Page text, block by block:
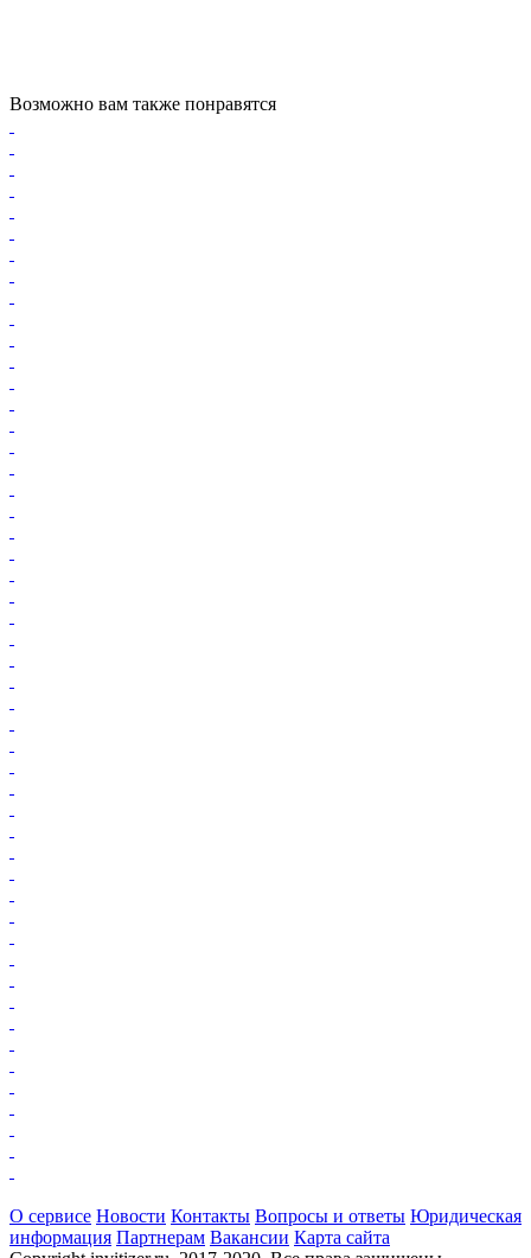
Возможно вам также понравятся
О сервисе Новости Контакты Вопросы и ответы Юридическая
информация Партнерам Вакансии Карта сайта